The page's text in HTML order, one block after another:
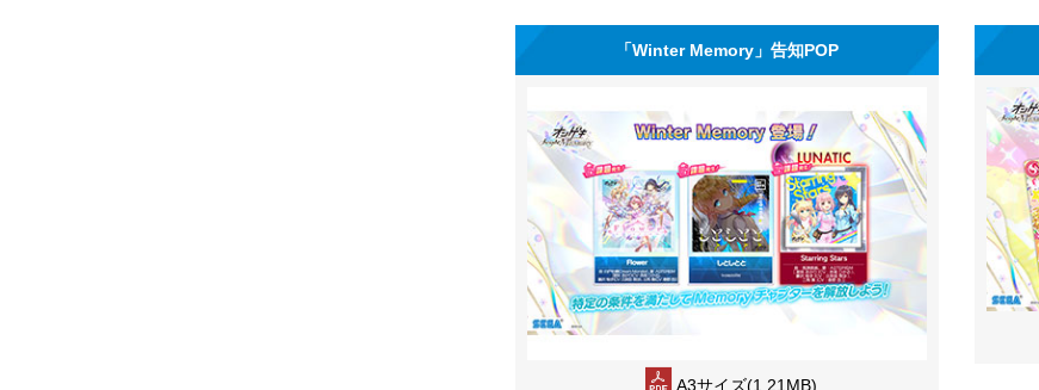
「Winter Memory」告知POP
A3サイズ(1.21MB)